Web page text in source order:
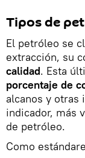
Tipos de
El petróleo se
extracción, su
calidad. Esta
porcentaje de
alcanos y otras
indicador, más
de petróleo.
Como